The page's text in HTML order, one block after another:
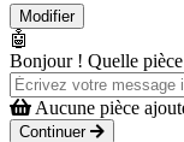
Modifier
🤖
Bonjour ! Quelle
Aucune pièce
Continuer